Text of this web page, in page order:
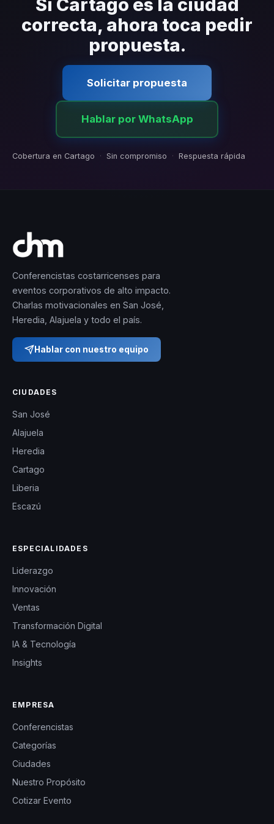
Si Cartago es la ciudad
correcta, ahora toca pedir
propuesta.
Solicitar propuesta
Hablar por WhatsApp
Cobertura en Cartago · Sin compromiso · Respuesta rápida
Conferencistas costarricenses para
eventos corporativos de alto impacto.
Charlas motivacionales en San José,
Heredia, Alajuela y todo el país.
Hablar con nuestro equipo
CIUDADES
San José
Alajuela
Heredia
Cartago
Liberia
Escazú
ESPECIALIDADES
Liderazgo
Innovación
Ventas
Transformación Digital
IA & Tecnología
Insights
EMPRESA
Conferencistas
Categorías
Ciudades
Nuestro Propósito
Cotizar Evento